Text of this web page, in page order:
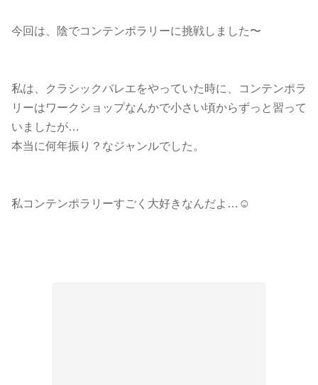
今回は、陰でコンテンポラリーに挑戦しました〜
私は、クラシックバレエをやっていた時に、コンテンポラ
リーはワークショップなんかで小さい頃からずっと習って
いましたが…
本当に何年振り？なジャンルでした。
私コンテンポラリーすごく大好きなんだよ…☺︎